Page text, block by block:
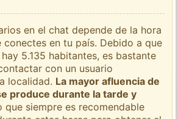
en el chat depende de la hora
conectes en tu país. Debido a que
5.135 habitantes, es bastante
con un usuario
localidad. La mayor afluencia de
produce durante la tarde y
que siempre es recomendable